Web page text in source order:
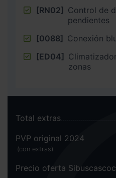
[RN02] Control de
pendientes
[0088] Conexión
[ED04]
zonas
Total extras
PVP original 2024
(con extras)
Precio oferta